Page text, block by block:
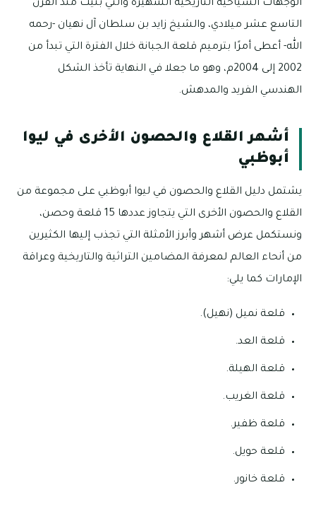
الوجهات السياحية التاريخية الشهيرة والتي بُنيت منذ القرن
التاسع عشر ميلادي، والشيخ زايد بن سلطان آل نهيان -رحمه
الله- أعطى أمرًا بترميم قلعة الجبانة خلال الفترة التي تبدأ من
2002 إلى 2004م، وهو ما جعلا في النهاية تأخذ الشكل
الهندسي الفريد والمدهش.
أشهر القلاع والحصون الأخرى في ليوا
أبوظبي
يشتمل دليل القلاع والحصون في ليوا أبوظبي على مجموعة من
القلاع والحصون الأخرى التي يتجاوز عددها 15 قلعة وحصن،
ونستكمل عرض أشهر وأبرز الأمثلة التي تجذب إليها الكثيرين
من أنحاء العالم لمعرفة المضامين التراثية والتاريخية وعراقة
الإمارات كما يلي:
قلعة نميل (نهيل).
قلعة العد.
قلعة الهيلة.
قلعة الغريب.
قلعة ظفير.
قلعة حويل.
قلعة خانور.